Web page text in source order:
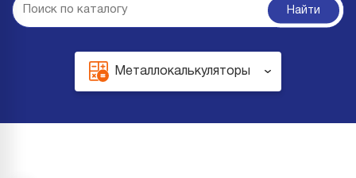
Найти
Металлокалькуляторы